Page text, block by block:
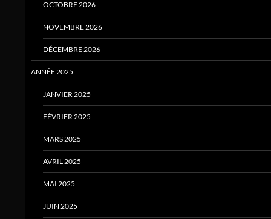
OCTOBRE 2026
NOVEMBRE 2026
DÉCEMBRE 2026
ANNÉE 2025
JANVIER 2025
FÉVRIER 2025
MARS 2025
AVRIL 2025
MAI 2025
JUIN 2025